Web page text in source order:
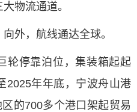
物流通道。
外，航线通达全球。
轮停靠泊位，集装箱起起
2025年年底，宁波舟山港
的700多个港口架起贸易